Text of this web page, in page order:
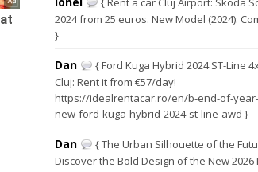
2024 from 25 euros. New Model (2024):
}
Dan
{ Ford Kuga Hybrid 2024 ST-Line
Cluj: Rent it from €57/day!
https://idealrentacar.ro/en/b-end-of-
new-ford-kuga-hybrid-2024-st-line-awd }
Dan
{ The Urban Silhouette of the
Discover the Bold Design of the New 2026